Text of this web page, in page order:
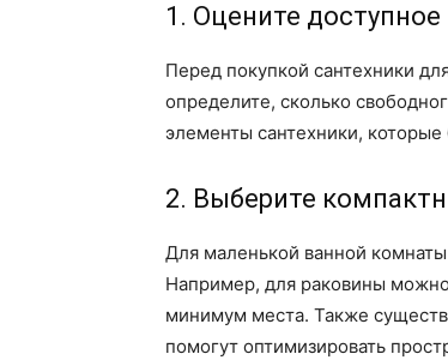
1. Оцените
Перед покупкой сантехники
определите, сколько
элементы сантехники, которые
2. Выберите
Для маленькой ванной
Например, для раковины
минимум места. Также
помогут оптимизировать